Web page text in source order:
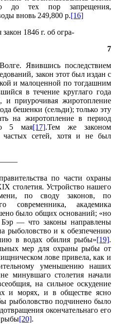
до тех пор запрещения,
вновь 249,800 р.[16]
1846 г. об огра-
7
Явившись последствием
закон этот был издан с
и малоценной по тогдашним
в течение круглаго года
и приурочивая жиротопление
бешенки (сельди); только эту
на жиротопление в период
5 мая[17].Тем же законом
частых сетей, хотя и не был
по части охраны
столетия. Устройство нашего
по своду законов, по
современника, академика
было общих оснований; «но
— что законы направлены
рыболовство и к обезпечению
в водах обилия рыбы»[19].
мер для охраны рыбы от
лове привела, как и
уменьшению наших
минувшаго столетия начали
на сильное оскудение
и морях, и в обществе ясно
рыболовство подчинено было
окончательнаго его
рыбы[20].